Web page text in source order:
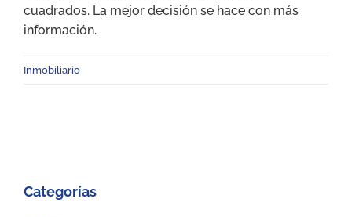
cuadrados. La mejor decisión se hace con más
información.
Inmobiliario
Categorías